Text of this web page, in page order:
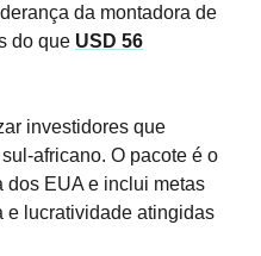
da montadora de
do que USD 56
investidores que
africano. O pacote é o
dos EUA e inclui metas
e lucratividade atingidas